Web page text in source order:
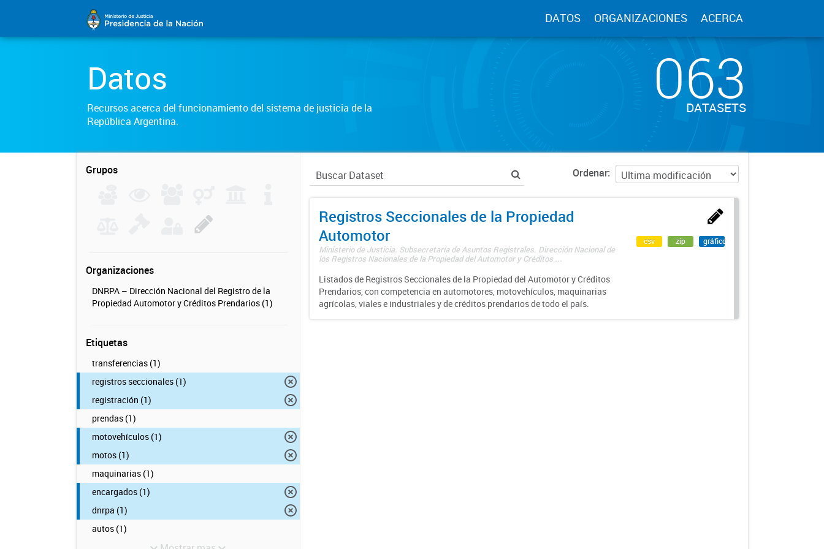
DATOS ORGANIZACIONES ACERCA
Datos
Recursos acerca del funcionamiento del sistema de justicia de la
República Argentina.
063
DATASETS
Grupos
Organizaciones
DNRPA – Dirección Nacional del Registro de la
Propiedad Automotor y Créditos Prendarios (1)
Etiquetas
transferencias (1)
registros seccionales (1)
registración (1)
prendas (1)
motovehículos (1)
motos (1)
maquinarias (1)
encargados (1)
dnrpa (1)
autos (1)
Ordenar
Registros Seccionales de la Propiedad
Automotor
Ministerio de Justicia. Subsecretaría de Asuntos Registrales. Dirección Nacional de
los Registros Nacionales de la Propiedad del Automotor y Créditos ...
Listados de Registros Seccionales de la Propiedad del Automotor y Créditos
Prendarios, con competencia en automotores, motovehículos, maquinarias
agrícolas, viales e industriales y de créditos prendarios de todo el país.
csv zip gráfico